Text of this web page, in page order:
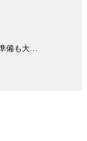
備も大…